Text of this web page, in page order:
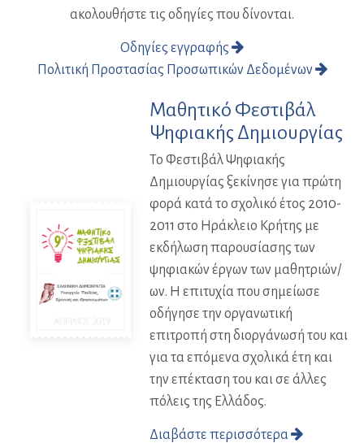
ακολουθήστε τις οδηγίες που δίνονται.
Οδηγίες εγγραφής
Πολιτική Προστασίας Προσωπικών Δεδομένων
Μαθητικό Φεστιβάλ
Ψηφιακής Δημιουργίας
Το Φεστιβάλ Ψηφιακής
Δημιουργίας ξεκίνησε για πρώτη
φορά κατά το σχολικό έτος 2010-
2011 στο Ηράκλειο Κρήτης με
εκδήλωση παρουσίασης των
ψηφιακών έργων των μαθητριών/
ων. Η επιτυχία που σημείωσε
οδήγησε την οργανωτική
επιτροπή στη διοργάνωσή του και
για τα επόμενα σχολικά έτη και
την επέκταση του και σε άλλες
πόλεις της Ελλάδος.
Διαβάστε περισσότερα